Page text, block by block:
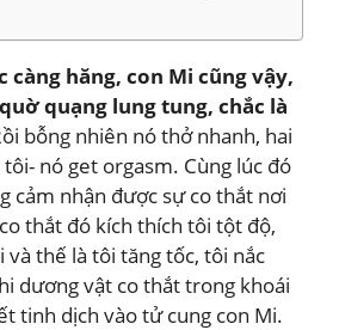
càng hăng, con Mi cũng vậy,
quạng lung tung, chắc là
bỗng nhiên nó thở nhanh, hai
nó get orgasm. Cùng lúc đó
cảm nhận được sự co thắt nơi
thắt đó kích thích tôi tột độ,
thế là tôi tăng tốc, tôi nắc
dương vật co thắt trong khoái
tinh dịch vào tử cung con Mi.